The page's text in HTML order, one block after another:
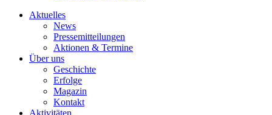
Aktuelles
News
Pressemitteilungen
Aktionen & Termine
Über uns
Geschichte
Erfolge
Magazin
Kontakt
Aktivitäten